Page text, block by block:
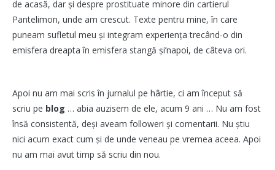
de acasă, dar și despre prostituate minore din cartierul
Pantelimon, unde am crescut. Texte pentru mine, în care
puneam sufletul meu și integram experiența trecând-o din
emisfera dreapta în emisfera stangă și’napoi, de câteva ori.
Apoi nu am mai scris în jurnalul pe hârtie, ci am început să
scriu pe blog … abia auzisem de ele, acum 9 ani … Nu am fost
însă consistentă, deși aveam followeri și comentarii. Nu știu
nici acum exact cum și de unde veneau pe vremea aceea. Apoi
nu am mai avut timp să scriu din nou.